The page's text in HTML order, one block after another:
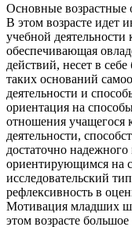
Основные возрастные
В этом возрасте идет
учебной
обеспечивающая
действий, несет в
таких оснований
деятельности и
ориентация на
отношения учащегося
деятельности,
достаточно
ориентирующимся на
исследовательский
рефлексивность в
Мотивация младших
этом возрасте